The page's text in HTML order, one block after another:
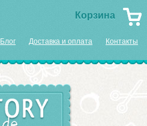
Корзина
Блог Доставка и оплата Контакты